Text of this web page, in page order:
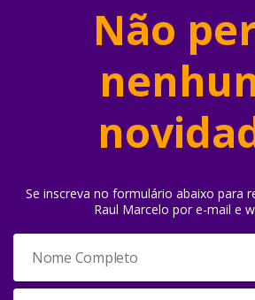
Não
Se inscreva no formulário abaixo para
Raul Marcelo por e-mail e